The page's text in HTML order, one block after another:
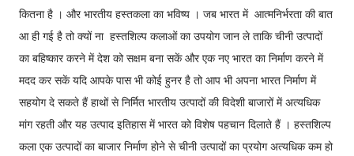
कितना है । और भारतीय हस्तकला का भविष्य । जब भारत में आत्मनिर्भरता की बात
आ ही गई है तो क्यों ना हस्तशिल्प कलाओं का उपयोग जान ले ताकि चीनी उत्पादों
का बहिष्कार करने में देश को सक्षम बना सकें और एक नए भारत का निर्माण करने में
मदद कर सकें यदि आपके पास भी कोई हुनर है तो आप भी अपना भारत निर्माण में
सहयोग दे सकते हैं हाथों से निर्मित भारतीय उत्पादों की विदेशी बाजारों में अत्यधिक
मांग रहती और यह उत्पाद इतिहास में भारत को विशेष पहचान दिलाते हैं । हस्तशिल्प
कला एक उत्पादों का बाजार निर्माण होने से चीनी उत्पादों का प्रयोग अत्यधिक कम हो